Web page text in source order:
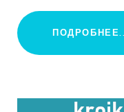
ПОДРОБНЕЕ...